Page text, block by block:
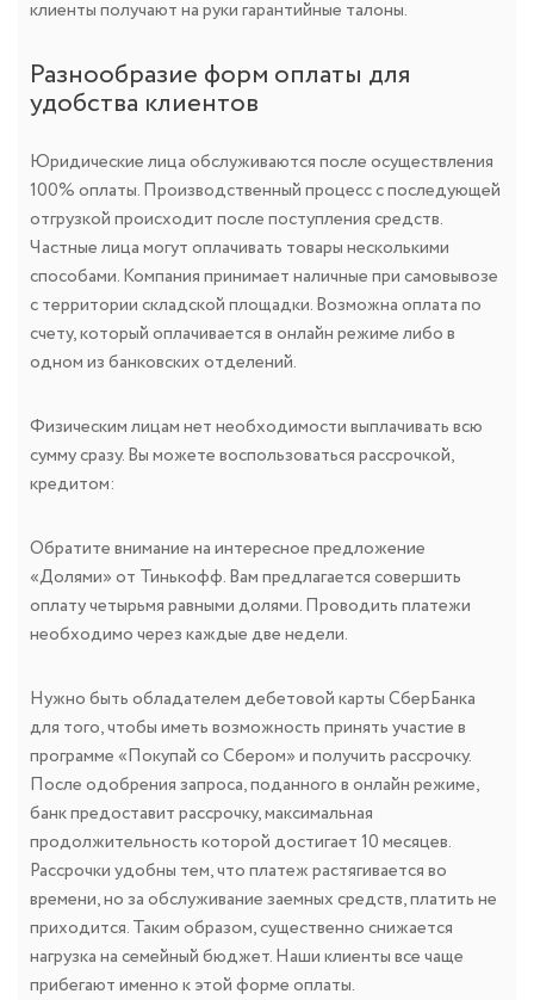
клиенты получают на руки гарантийные талоны.
Разнообразие форм оплаты для
удобства клиентов
Юридические лица обслуживаются после осуществления
100% оплаты. Производственный процесс с последующей
отгрузкой происходит после поступления средств.
Частные лица могут оплачивать товары несколькими
способами. Компания принимает наличные при самовывозе
с территории складской площадки. Возможна оплата по
счету, который оплачивается в онлайн режиме либо в
одном из банковских отделений.
Физическим лицам нет необходимости выплачивать всю
сумму сразу. Вы можете воспользоваться рассрочкой,
кредитом:
Обратите внимание на интересное предложение
«Долями» от Тинькофф. Вам предлагается совершить
оплату четырьмя равными долями. Проводить платежи
необходимо через каждые две недели.
Нужно быть обладателем дебетовой карты СберБанка
для того, чтобы иметь возможность принять участие в
программе «Покупай со Сбером» и получить рассрочку.
После одобрения запроса, поданного в онлайн режиме,
банк предоставит рассрочку, максимальная
продолжительность которой достигает 10 месяцев.
Рассрочки удобны тем, что платеж растягивается во
времени, но за обслуживание заемных средств, платить не
приходится. Таким образом, существенно снижается
нагрузка на семейный бюджет. Наши клиенты все чаще
прибегают именно к этой форме оплаты.